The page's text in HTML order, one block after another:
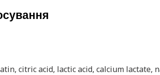
citric acid, lactic acid, calcium